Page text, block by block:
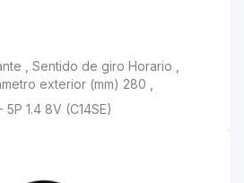
, Potencia (W) 230 , Diámetro exterior (mm) 280 ,
1.4 8V (C14SE)